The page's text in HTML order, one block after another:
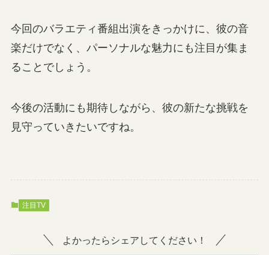
今回のバラエティ番組出演をきっかけに、彼の音
楽だけでなく、パーソナルな魅力にも注目が集ま
ることでしょう。
今後の活動にも期待しながら、彼の新たな挑戦を
見守っていきたいですね。
注目TV
よかったらシェアしてください！